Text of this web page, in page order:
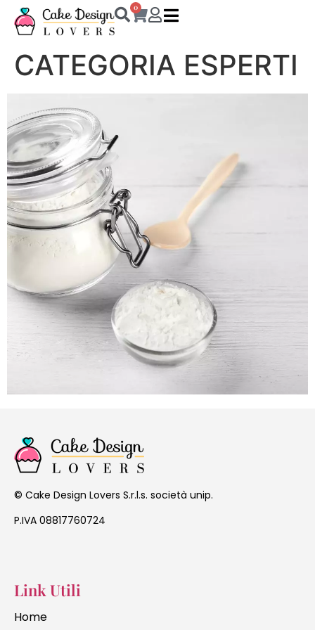
0
CATEGORIA ESPERTI
© Cake Design Lovers S.r.l.s. società unip.
P.IVA 08817760724
Link Utili
Home